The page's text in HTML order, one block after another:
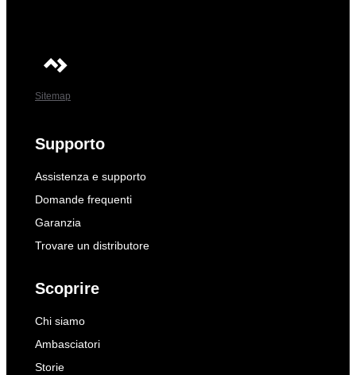
Sitemap
Supporto
Assistenza e supporto
Domande frequenti
Garanzia
Trovare un distributore
Scoprire
Chi siamo
Ambasciatori
Storie